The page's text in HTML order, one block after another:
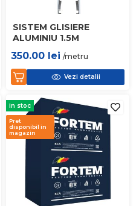
SISTEM GLISIERE
ALUMINIU 1.5M
350.00 lei /metru
Vezi detalii
in stoc
Pret
disponibil in
magazin